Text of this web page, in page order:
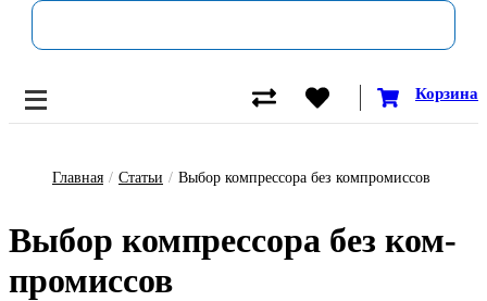
Корзина
Главная / Статьи / Выбор компрессора без компромиссов
Вы­бор ком­прес­со­ра без ком­
про­мис­сов